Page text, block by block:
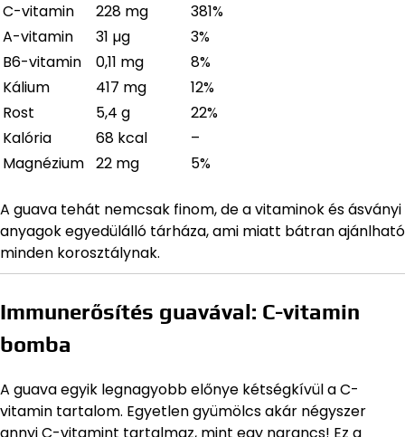
C-vitamin
228 mg
381%
A-vitamin
31 µg
3%
B6-vitamin
0,11 mg
8%
Kálium
417 mg
12%
Rost
5,4 g
22%
Kalória
68 kcal
–
Magnézium 22 mg 5%
A guava tehát nemcsak finom, de a vitaminok és ásványi
anyagok egyedülálló tárháza, ami miatt bátran ajánlható
minden korosztálynak.
Immunerősítés guavával: C-vitamin
bomba
A guava egyik legnagyobb előnye kétségkívül a C-
vitamin tartalom. Egyetlen gyümölcs akár négyszer